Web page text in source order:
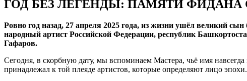
ГОД БЕЗ ЛЕГЕНДЫ: ПАМЯТИ ФИДАНА
Ровно год назад, 27 апреля 2025 года, из жизни ушёл великий
народный артист Российской Федерации, республик
Гафаров.
Сегодня, в скорбную дату, мы вспоминаем Мастера, чьё имя
принадлежал к той плеяде артистов, которые определяют лицо